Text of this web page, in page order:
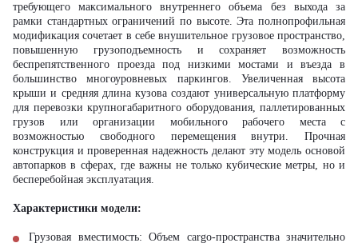
требующего максимального внутреннего объема без выхода за
рамки стандартных ограничений по высоте. Эта полнопрофильная
модификация сочетает в себе внушительное грузовое пространство,
повышенную грузоподъемность и сохраняет возможность
беспрепятственного проезда под низкими мостами и въезда в
большинство многоуровневых паркингов. Увеличенная высота
крыши и средняя длина кузова создают универсальную платформу
для перевозки крупногабаритного оборудования, паллетированных
грузов или организации мобильного рабочего места с
возможностью свободного перемещения внутри. Прочная
конструкция и проверенная надежность делают эту модель основой
автопарков в сферах, где важны не только кубические метры, но и
бесперебойная эксплуатация.
Характеристики модели:
Грузовая вместимость: Объем cargo-пространства значительно